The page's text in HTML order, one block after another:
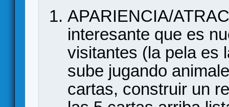
APARIENCIA/
interesante que es
visitantes (la pela es
sube jugando
cartas, construir un